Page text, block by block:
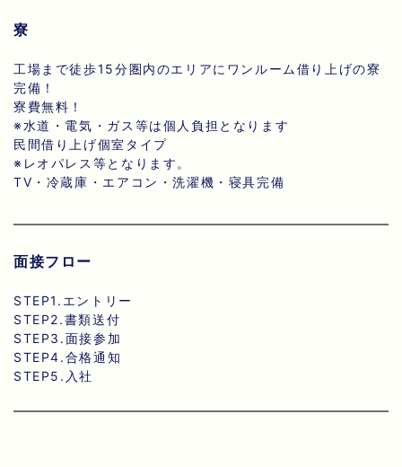
寮
工場まで徒歩15分圏内のエリアにワンルーム借り上げの寮
完備！
寮費無料！
※水道・電気・ガス等は個人負担となります
民間借り上げ個室タイプ
※レオパレス等となります。
TV・冷蔵庫・エアコン・洗濯機・寝具完備
面接フロー
STEP1.エントリー
STEP2.書類送付
STEP3.面接参加
STEP4.合格通知
STEP5.入社